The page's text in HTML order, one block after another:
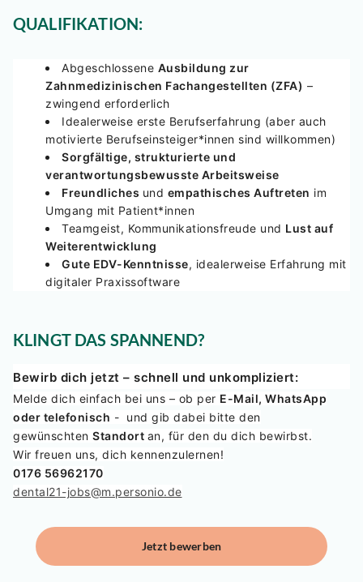
QUALIFIKATION:
Abgeschlossene Ausbildung zur
Zahnmedizinischen Fachangestellten (ZFA) –
zwingend erforderlich
Idealerweise erste Berufserfahrung (aber auch
motivierte Berufseinsteiger*innen sind willkommen)
Sorgfältige, strukturierte und
verantwortungsbewusste Arbeitsweise
Freundliches und empathisches Auftreten im
Umgang mit Patient*innen
Teamgeist, Kommunikationsfreude und Lust auf
Weiterentwicklung
Gute EDV-Kenntnisse, idealerweise Erfahrung mit
digitaler Praxissoftware
KLINGT DAS SPANNEND?
Bewirb dich jetzt – schnell und unkompliziert:
Melde dich einfach bei uns – ob per E-Mail, WhatsApp
oder telefonisch - und gib dabei bitte den
gewünschten Standort an, für den du dich bewirbst.
Wir freuen uns, dich kennenzulernen!
0176 56962170
dental21-jobs@m.personio.de
Jetzt bewerben